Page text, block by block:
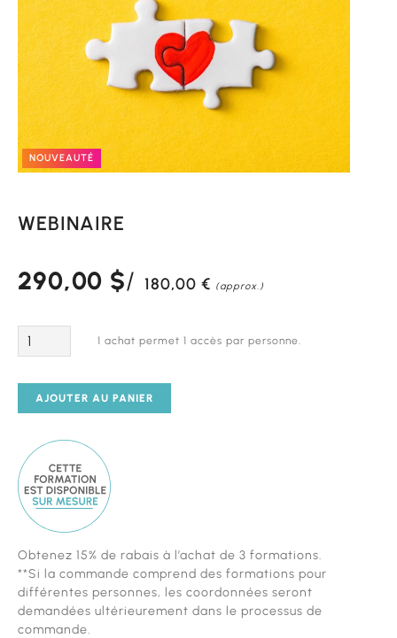
NOUVEAUTÉ
WEBINAIRE
290,00 $ 180,00 € (approx.)
Quantité 1 achat permet 1 accès par personne.
AJOUTER AU PANIER
formation
est
diponible
sur
Obtenez 15% de rabais à l’achat de 3 formations.
**Si la commande comprend des formations pour
différentes personnes, les coordonnées seront
demandées ultérieurement dans le processus de
commande.